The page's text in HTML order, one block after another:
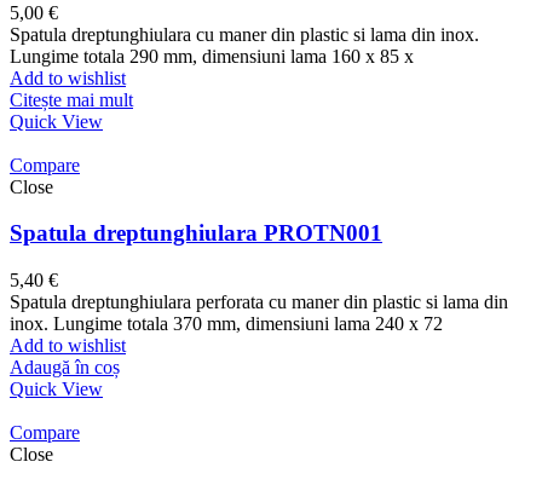
5,00 €
Spatula dreptunghiulara cu maner din plastic si lama din inox.
Lungime totala 290 mm, dimensiuni lama 160 x 85 x
Add to wishlist
Citește mai mult
Quick View
Compare
Close
Spatula dreptunghiulara PROTN001
5,40 €
Spatula dreptunghiulara perforata cu maner din plastic si lama din
inox. Lungime totala 370 mm, dimensiuni lama 240 x 72
Add to wishlist
Adaugă în coș
Quick View
Compare
Close